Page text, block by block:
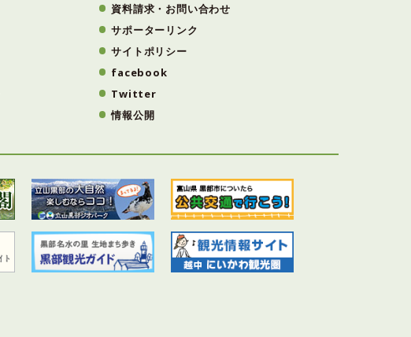
資料請求・お問い合わせ
サポーターリンク
サイトポリシー
facebook
Twitter
情報公開